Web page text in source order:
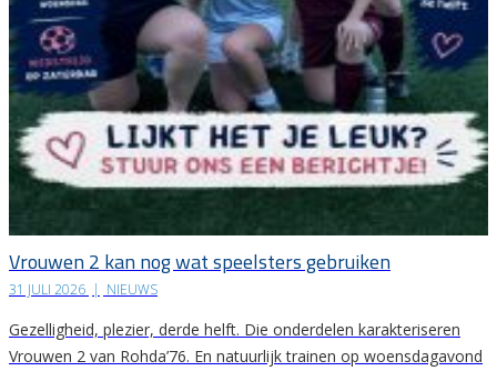
Vrouwen 2 kan nog wat speelsters gebruiken
31 JULI 2026 | NIEUWS
Gezelligheid, plezier, derde helft. Die onderdelen karakteriseren
Vrouwen 2 van Rohda’76. En natuurlijk trainen op woensdagavond